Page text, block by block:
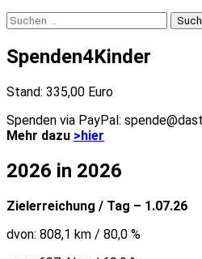
Suchen
nach:
Spenden4Kinder
Stand: 335,00 Euro
Spenden via PayPal:
Mehr dazu >hier
2026 in 2026
Zielerreichung / Tag – 1.07.26
dvon: 808,1 km / 80,0 %